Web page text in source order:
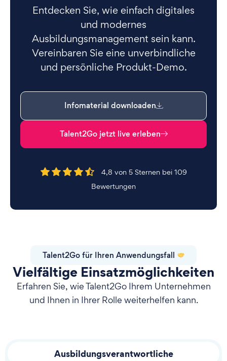
Entdecken Sie, wie einfach digitales
und modernes
Ausbildungsmanagement sein kann.
Vereinbaren Sie eine unverbindliche
und persönliche Produkt-Demo.
Infomaterial downloaden
Talent2Go jetzt live erleben
4,8 von 5 Sternen bei 109
Bewertungen
Talent2Go für Ihren Anwendungsfall
Vielfältige Einsatzmöglichkeiten
Erfahren Sie, wie Talent2Go Ihrem Unternehmen
und Ihnen in Ihrer Rolle weiterhelfen kann.
Ausbildungsverantwortliche